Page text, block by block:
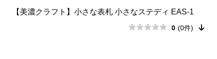
【美濃クラフト】小さな表札 小さなステディ EAS-1
0 (0件)